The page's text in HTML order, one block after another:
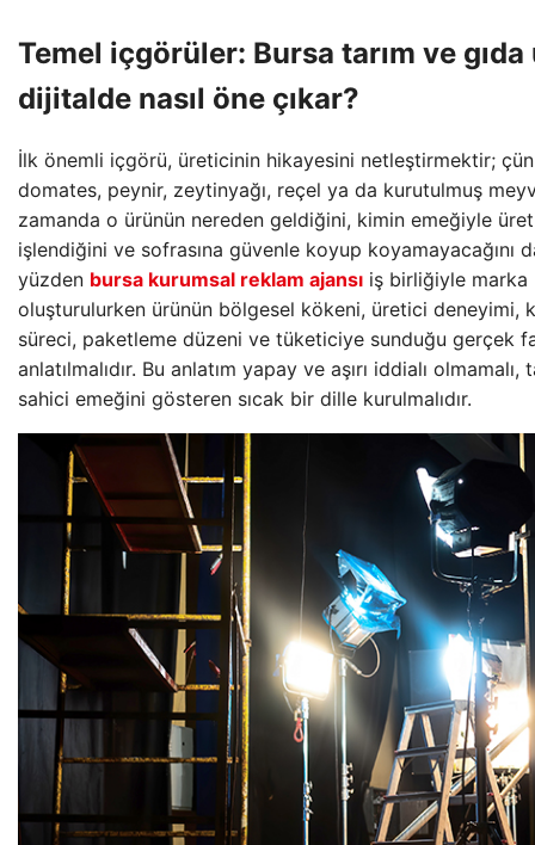
Temel içgörüler: Bursa tarım ve
dijitalde nasıl öne çıkar?
İlk önemli içgörü, üreticinin hikayesini netleştirmektir;
domates, peynir, zeytinyağı, reçel ya da kurutulmuş
zamanda o ürünün nereden geldiğini, kimin emeğiyle
işlendiğini ve sofrasına güvenle koyup koyamayacağını
yüzden bursa kurumsal reklam ajansı iş birliğiyle marka
oluşturulurken ürünün bölgesel kökeni, üretici deneyimi,
süreci, paketleme düzeni ve tüketiciye sunduğu gerçek
anlatılmalıdır. Bu anlatım yapay ve aşırı iddialı
sahici emeğini gösteren sıcak bir dille kurulmalıdır.